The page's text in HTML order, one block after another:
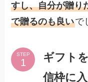
すし、自分が贈り
で贈るのも良いで
STEP
ギフト
信枠に